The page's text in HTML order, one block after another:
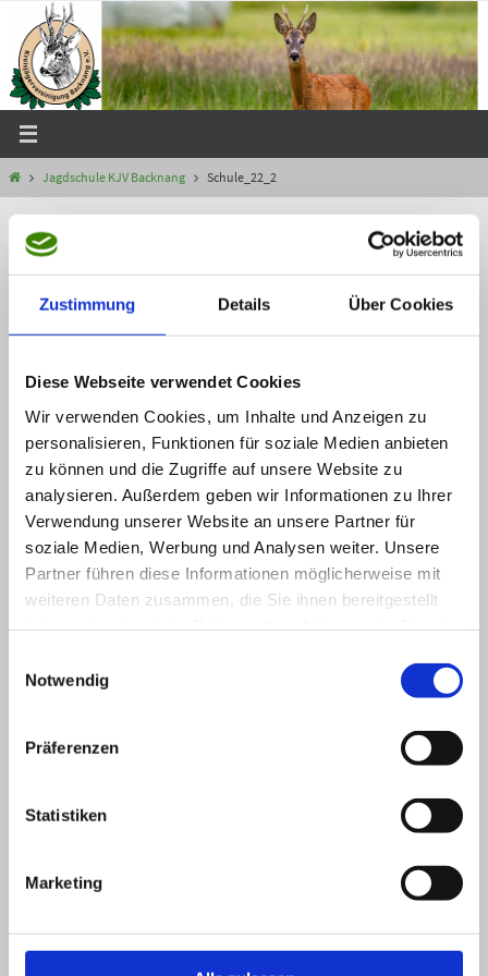
Zustimmung Details Über Cookies
Diese Webseite verwendet Cookies
Wir verwenden Cookies, um Inhalte und Anzeigen zu
personalisieren, Funktionen für soziale Medien anbieten
zu können und die Zugriffe auf unsere Website zu
analysieren. Außerdem geben wir Informationen zu Ihrer
Verwendung unserer Website an unsere Partner für
soziale Medien, Werbung und Analysen weiter. Unsere
Partner führen diese Informationen möglicherweise mit
weiteren Daten zusammen, die Sie ihnen bereitgestellt
Notwendig
Präferenzen
Statistiken
Marketing
Inhalt
springen
StartJagdschule KJV Backnang Schule_22_2
« Jagdschule KJV Backnang
Schule_22_2
Webmaster 10 Mai, 2022
Die Originalgröße beträgt1773 × 2364Pixel
Webmaster